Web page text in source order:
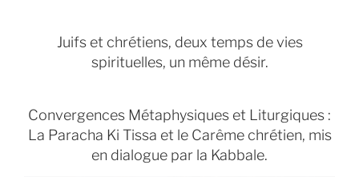
l
Fr
ie
dl
y
Juifs et chrétiens, deux temps de vies
spirituelles, un même désir.
Convergences Métaphysiques et Liturgiques :
La Paracha Ki Tissa et le Carême chrétien, mis
en dialogue par la Kabbale.